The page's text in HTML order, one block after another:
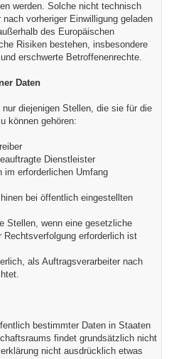
werden. Solche nicht technisch
vorheriger Einwilligung geladen
des Europäischen
Risiken bestehen, insbesondere
erschwerte Betroffenenrechte.
Daten
diejenigen Stellen, die sie für die
können gehören:
Dienstleister
im erforderlichen Umfang
bei öffentlich eingestellten
Stellen, wenn eine gesetzliche
erforderlich ist
als Auftragsverarbeiter nach
bestimmter Daten in Staaten
findet grundsätzlich nicht
nicht ausdrücklich etwas